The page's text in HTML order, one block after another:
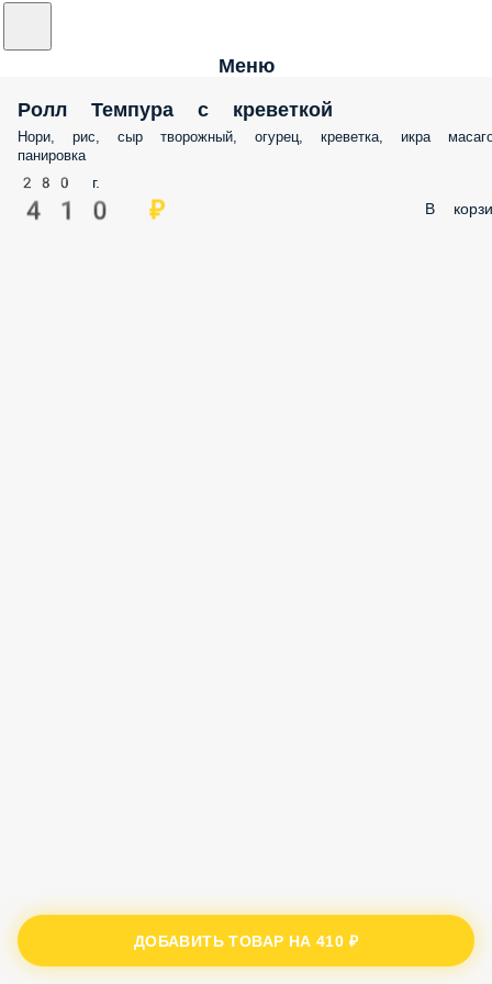
Меню
Ролл Темпура с креветкой
Нори, рис, сыр творожный, огурец, креветка, икра
панировка
280 г.
410 ₽ В
ДОБАВИТЬ ТОВАР НА410 ₽